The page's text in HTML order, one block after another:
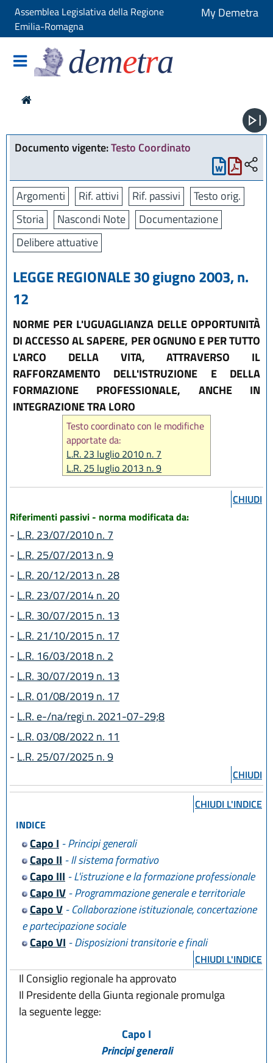
Assemblea Legislativa della Regione
Emilia-Romagna
My Demetra
demetra
Documento vigente:Testo Coordinato
Argomenti Rif. attivi Rif. passivi
Testo orig.
Storia
Nascondi Note
Documentazione
Delibere attuative
LEGGE REGIONALE 30 giugno 2003, n.
12
NORME PER L'UGUAGLIANZA DELLE OPPORTUNITÀ
DI ACCESSO AL SAPERE, PER OGNUNO E PER TUTTO
L'ARCO DELLA VITA, ATTRAVERSO IL
RAFFORZAMENTO DELL'ISTRUZIONE E DELLA
FORMAZIONE PROFESSIONALE, ANCHE IN
INTEGRAZIONE TRA LORO
Testo coordinato con le modifiche
apportate da:
L.R. 23 luglio 2010 n. 7
L.R. 25 luglio 2013 n. 9
L.R. 30 luglio 2015, n. 13
L.R. 21 ottobre 2015, n. 17
L.R. 16 marzo 2018, n. 2
L.R. 30 luglio 2019, n. 13
L.R. 29 luglio 2021, n. 8
L.R. 3 agosto 2022, n. 11
L.R. 25 luglio 2025, n. 9
CHIUDI
Riferimenti passivi - norma modificata da:
- L.R. 23/07/2010 n. 7
- L.R. 25/07/2013 n. 9
- L.R. 20/12/2013 n. 28
- L.R. 23/07/2014 n. 20
- L.R. 30/07/2015 n. 13
- L.R. 21/10/2015 n. 17
- L.R. 16/03/2018 n. 2
- L.R. 30/07/2019 n. 13
- L.R. 01/08/2019 n. 17
- L.R. e-/na/regi n. 2021-07-29;8
- L.R. 03/08/2022 n. 11
- L.R. 25/07/2025 n. 9
CHIUDI
CHIUDI L'INDICE
INDICE
Capo I - Principi generali
Capo II - Il sistema formativo
Capo III - L'istruzione e la formazione professionale
Capo IV- Programmazione generale e territoriale
Capo V- Collaborazione istituzionale, concertazione
e partecipazione sociale
Capo VI - Disposizioni transitorie e finali
CHIUDI L'INDICE
Il Consiglio regionale ha approvato
Il Presidente della Giunta regionale promulga
la seguente legge:
Capo I
Principi generali